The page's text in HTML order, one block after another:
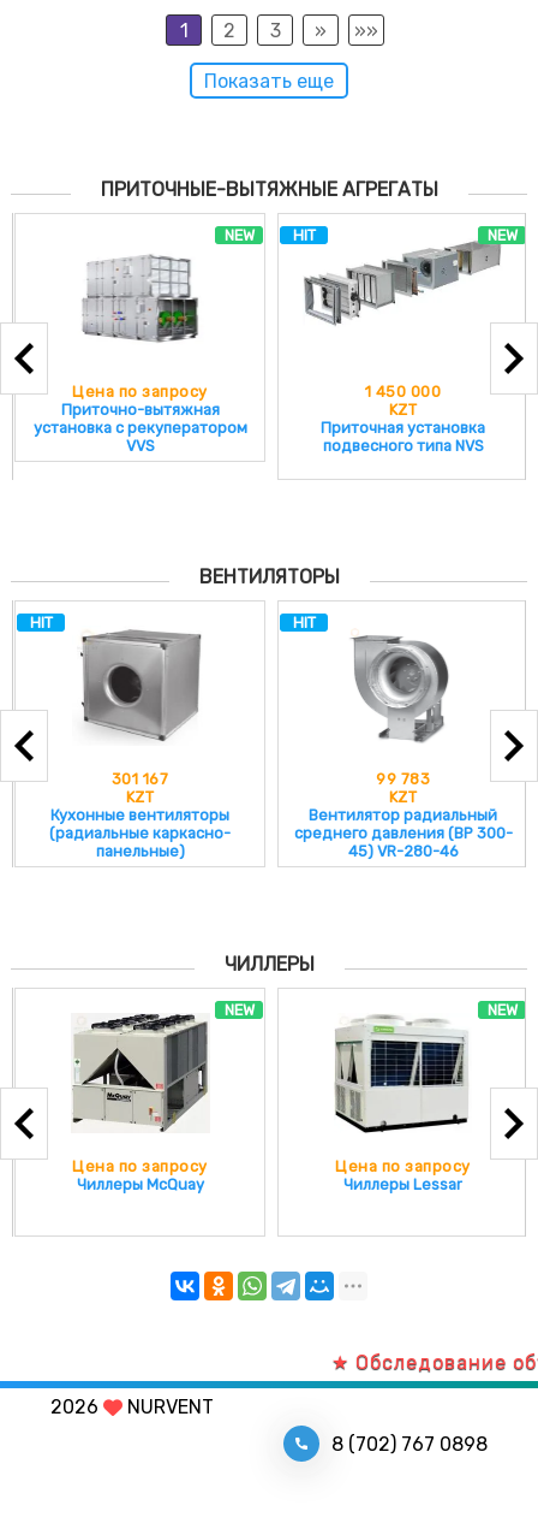
1
2 3 » »»
Показать еще
ПРИТОЧНЫЕ-ВЫТЯЖНЫЕ АГРЕГАТЫ
NEW
1 450 000
KZT
Приточная установка
подвесного типа NVS
Цена по
Приточная
NVS
ВЕНТИЛЯТОРЫ
HIT
301 167
KZT
Кухонные вентиляторы
(радиальные каркасно-
панельные)
HIT
99 783
KZT
Вентилятор радиальный
среднего давления (ВР 300-
45) VR-280-46
ЧИЛЛЕРЫ
NEW
Цена по запросу
Чиллеры McQuay
NEW
Цена по запросу
Чиллеры Lessar
★ Обследование
2026
NURVENT
8 (702) 767 0898